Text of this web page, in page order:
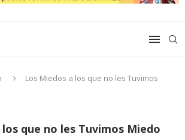
Los Miedos a los que no les Tuvimos
que no les Tuvimos Miedo